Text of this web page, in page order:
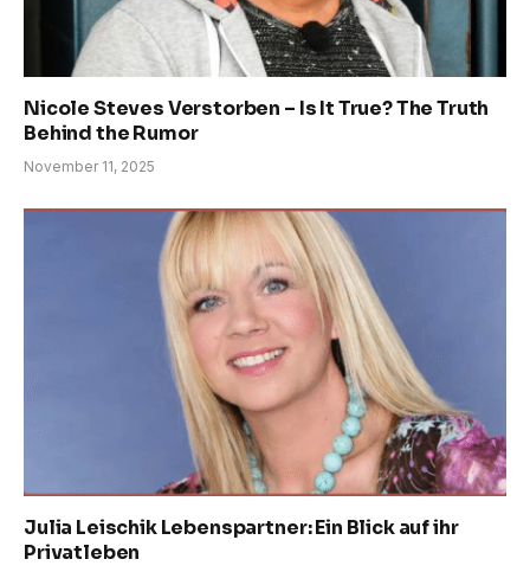
Nicole Steves Verstorben – Is It True? The Truth
Behind the Rumor
November 11, 2025
Julia Leischik Lebenspartner: Ein Blick auf ihr
Privatleben